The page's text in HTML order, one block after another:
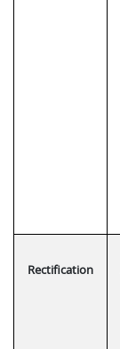
Rectification